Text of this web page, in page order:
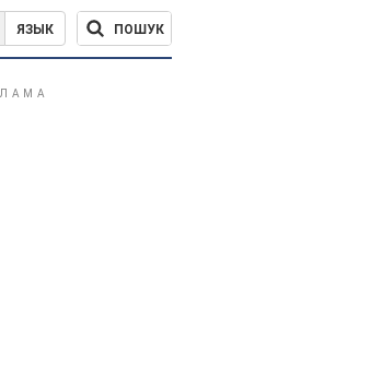
ЯЗЫК ПОШУК